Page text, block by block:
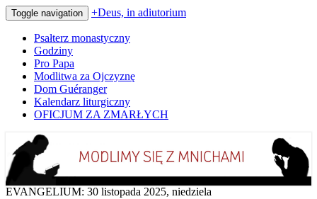
Toggle navigation +Deus, in adiutorium
Psałterz monastyczny
Godziny
Pro Papa
Modlitwa za Ojczyznę
Dom Guéranger
Kalendarz liturgiczny
OFICJUM ZA ZMARŁYCH
+Deus, in adiutorium
Codziennie modlimy się z mnichami
EVANGELIUM: 30 listopada 2025, niedziela